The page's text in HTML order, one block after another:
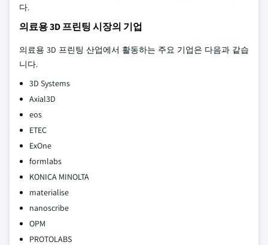
다.
의료용 3D 프린팅 시장의 기업
의료용 3D 프린팅 산업에서 활동하는 주요 기업은 다음과 같습
니다.
3D Systems
Axial3D
eos
ETEC
ExOne
formlabs
KONICA MINOLTA
materialise
nanoscribe
OPM
PROTOLABS